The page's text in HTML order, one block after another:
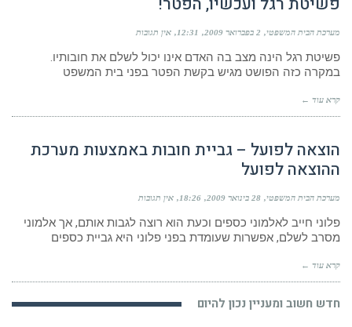
מערכת הבית המשפטי 2 בפברואר 2009 12:31 אין תגובות
פשיטת רגל הינה מצב בה האדם אינו יכול לשלם את חובותיו.
במקרה כזה הפושט מגיש בקשת הפטר בפני בית המשפט
קרא עוד ←
הוצאה לפועל – גביית חובות באמצעות מערכת
ההוצאה לפועל
מערכת הבית המשפטי 28 בינואר 2009 18:26 אין תגובות
פלוני חייב לאלמוני כספים וכעת הוא רוצה לגבות אותם, אך אלמוני
מסרב לשלם, אפשרות שעומדת בפני פלוני היא גביית כספים
קרא עוד ←
חדש חשוב ומעניין נכון להיום